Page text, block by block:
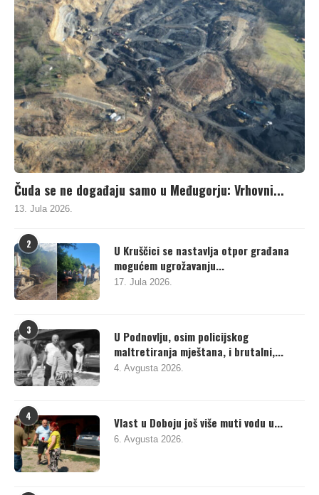
Čuda se ne događaju samo u Međugorju: Vrhovni...
13. Jula 2026.
2
U Kruščici se nastavlja otpor građana
mogućem ugrožavanju...
17. Jula 2026.
3
U Podnovlju, osim policijskog
maltretiranja mještana, i brutalni,...
4. Avgusta 2026.
4 Vlast u Doboju još više muti vodu u...
6. Avgusta 2026.